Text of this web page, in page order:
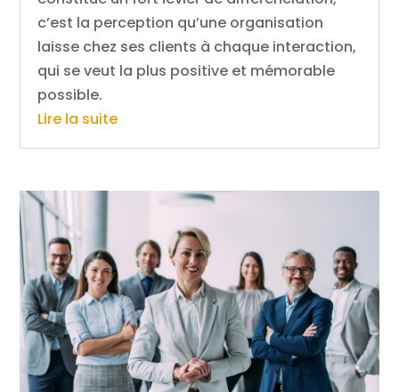
c’est la perception qu’une organisation
laisse chez ses clients à chaque interaction,
qui se veut la plus positive et mémorable
possible.
Lire la suite